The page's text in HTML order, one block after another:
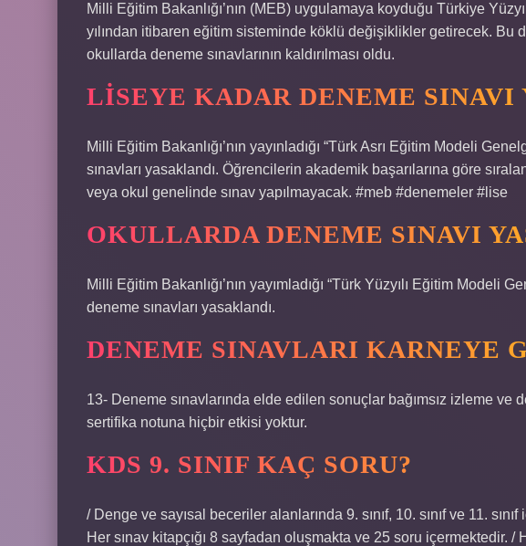
Milli Eğitim Bakanlığı’nın (MEB) uygulamaya koyduğu Türkiye
yılından itibaren eğitim sisteminde köklü değişiklikler getirecek. Bu
okullarda deneme sınavlarının kaldırılması oldu.
LISEYE KADAR DENEME SINAVI
Milli Eğitim Bakanlığı’nın yayınladığı “Türk Asrı Eğitim Modeli
sınavları yasaklandı. Öğrencilerin akademik başarılarına göre
veya okul genelinde sınav yapılmayacak. #meb #denemeler #lise
OKULLARDA DENEME SINAVI
Milli Eğitim Bakanlığı’nın yayımladığı “Türk Yüzyılı Eğitim Modeli
deneme sınavları yasaklandı.
DENEME SINAVLARI KARNEYE
13- Deneme sınavlarında elde edilen sonuçlar bağımsız izleme ve
sertifika notuna hiçbir etkisi yoktur.
KDS 9. SINIF KAÇ SORU?
/ Denge ve sayısal beceriler alanlarında 9. sınıf, 10. sınıf ve 11.
Her sınav kitapçığı 8 sayfadan oluşmakta ve 25 soru içermektedir. /